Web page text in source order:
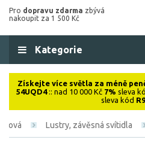
Pro dopravu zdarma zbývá
nakoupit za 1 500 Kč
Kategorie
Získejte více světla za méně
54UQD4:: nad 10 000 Kč 7% sleva
sleva kód
Lustry, závěsná svítidla